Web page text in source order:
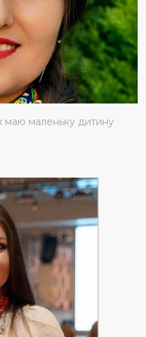
маю маленьку дитину